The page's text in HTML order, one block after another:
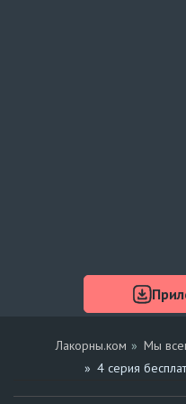
Лакорны.ком
Мы
4 серия